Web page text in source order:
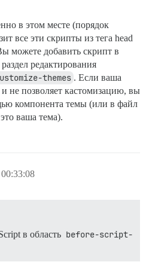
в этом месте (порядок
все эти скрипты из тега head
можете добавить скрипт в
редактирования
themes . Если ваша
не позволяет кастомизацию, вы
компонента темы (или в файл
ваша тема).
в область before-script-